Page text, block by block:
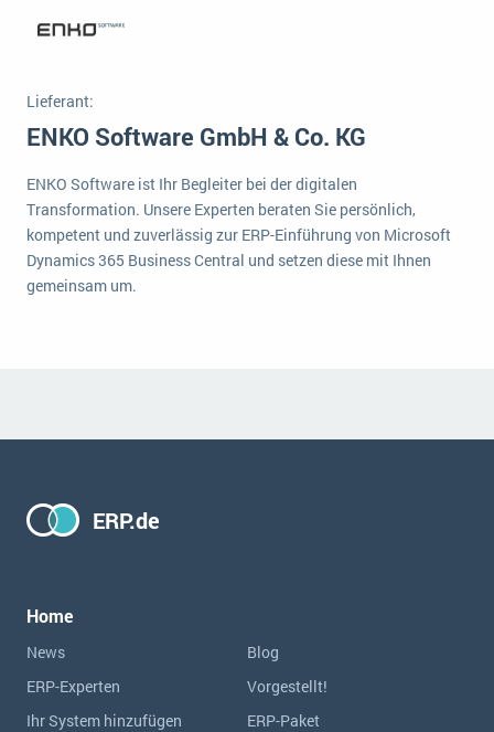
Vermietung
Versorgung
MEHR ÜBER ERP-SOFTWARE
ERP News
Die „SaaSpocalypse“: Was ist das und was bedeutet es für die Zukunft von Unternehmenssoftware?
NACHRICHTENARCHIV
Lieferant:
ENKO Software GmbH & Co. KG
ENKO Software ist Ihr Begleiter bei der digitalen
Transformation. Unsere Experten beraten Sie persönlich,
kompetent und zuverlässig zur ERP-Einführung von Microsoft
Dynamics 365 Business Central und setzen diese mit Ihnen
gemeinsam um.
ERP.de
Home
News
Blog
ERP-Experten
Vorgestellt!
Ihr System hinzufügen
ERP-Paket